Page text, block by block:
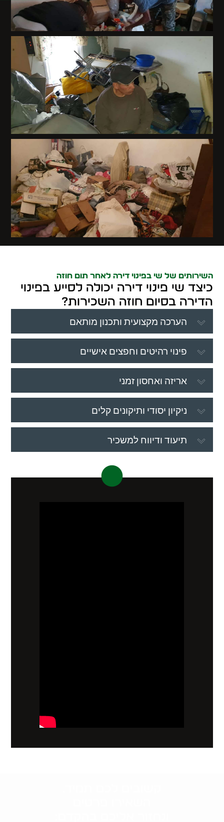
השירותים של שי בפינוי דירה לאחר תום חוזה
כיצד שי פינוי דירה יכולה לסייע בפינוי
הדירה בסיום חוזה השכירות?
הערכה מקצועית ותכנון מותאם
פינוי רהיטים וחפצים אישיים
אריזה ואחסון זמני
ניקיון יסודי ותיקונים קלים
תיעוד ודיווח למשכיר